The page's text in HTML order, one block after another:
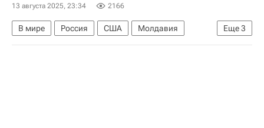
13 августа 2025, 23:34 2166
Еще3
В мире Россия США
Молдавия
Владимир Путин
Дональд Трамп